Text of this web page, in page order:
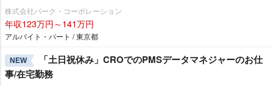
株式会社パーク・コーポレーション
年収123万円～141万円
アルバイト・パート / 東京都
NEW
「土日祝休み」CROでのPMSデータマネジャーのお仕
事/在宅勤務